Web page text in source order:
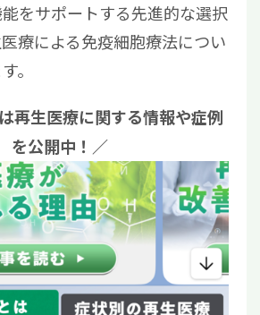
をサポートする先進的な選択
療による免疫細胞療法につい
。
再生医療に関する情報や症例
を公開中！／